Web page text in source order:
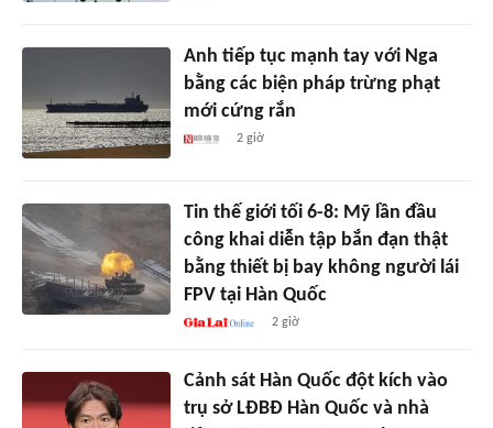
Anh tiếp tục mạnh tay với Nga
bằng các biện pháp trừng phạt
mới cứng rắn
2 giờ
Tin thế giới tối 6-8: Mỹ lần đầu
công khai diễn tập bắn đạn thật
bằng thiết bị bay không người lái
FPV tại Hàn Quốc
2 giờ
Cảnh sát Hàn Quốc đột kích vào
trụ sở LĐBĐ Hàn Quốc và nhà